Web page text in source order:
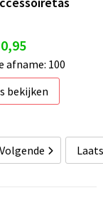
afname: 100
bekijken
Volgende